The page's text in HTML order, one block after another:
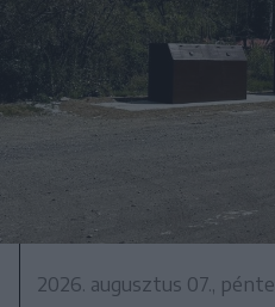
2026. augusztus 07.,